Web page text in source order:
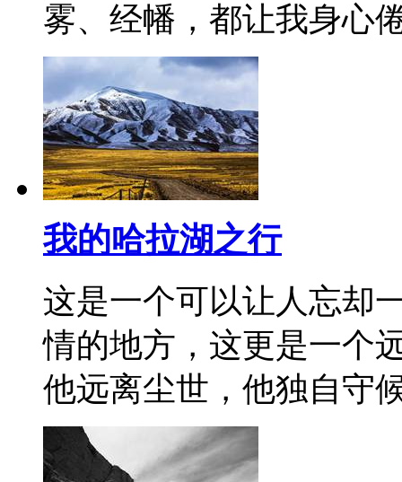
雾、经幡，都让我身
我的哈拉湖之行
这是一个可以让人忘却
情的地方，这更是一个
他远离尘世，他独自